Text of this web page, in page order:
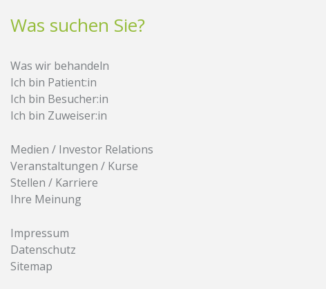
Was suchen Sie?
Was wir behandeln
Ich bin Patient:in
Ich bin Besucher:in
Ich bin Zuweiser:in
Medien / Investor Relations
Veranstaltungen / Kurse
Stellen / Karriere
Ihre Meinung
Impressum
Datenschutz
Sitemap